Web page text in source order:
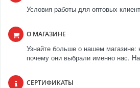
Условия работы для оптовых
О МАГАЗИНЕ
Узнайте больше о нашем
почему они выбрали именно нас.
СЕРТИФИКАТЫ